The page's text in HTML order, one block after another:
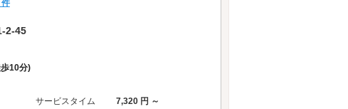
2-45
10分)
サービスタイム
7,320 円 ～